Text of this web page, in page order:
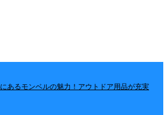
あるモンベルの魅力！アウトドア用品が充実